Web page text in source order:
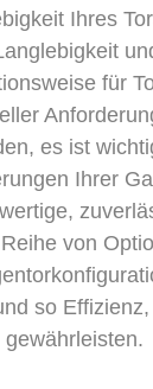
Ihres
für
es ist
Ihrer
von
so